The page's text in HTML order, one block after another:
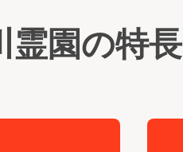
園の特長